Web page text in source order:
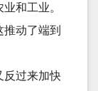
和工业。
动了端到
反过来加快